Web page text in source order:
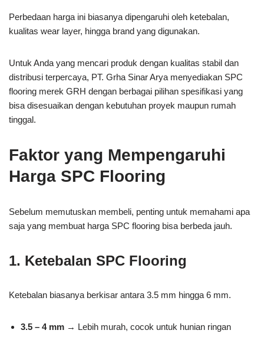
Perbedaan harga ini biasanya dipengaruhi oleh ketebalan,
kualitas wear layer, hingga brand yang digunakan.
Untuk Anda yang mencari produk dengan kualitas stabil dan
distribusi terpercaya, PT. Grha Sinar Arya menyediakan SPC
flooring merek GRH dengan berbagai pilihan spesifikasi yang
bisa disesuaikan dengan kebutuhan proyek maupun rumah
tinggal.
Faktor yang Mempengaruhi
Harga SPC Flooring
Sebelum memutuskan membeli, penting untuk memahami apa
saja yang membuat harga SPC flooring bisa berbeda jauh.
1. Ketebalan SPC Flooring
Ketebalan biasanya berkisar antara 3.5 mm hingga 6 mm.
3.5 – 4 mm → Lebih murah, cocok untuk hunian ringan